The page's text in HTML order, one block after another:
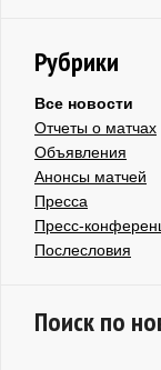
Рубрики
Все новости
Отчеты о матчах
Объявления
Анонсы матчей
Пресса
Пресс-
Послесловия
Поиск по